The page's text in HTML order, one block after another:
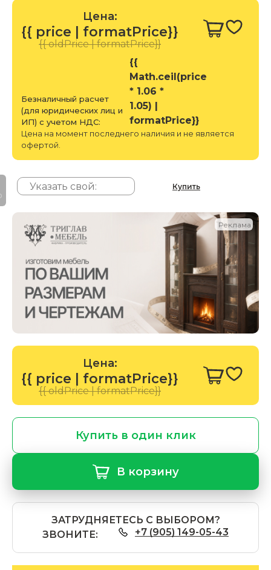
Цена:
{{ price | formatPrice}}
{{ oldPrice | formatPrice}}
Безналичный расчет
(для юридических лиц и
ИП) с учетом НДС:
{{
Math.ceil(price
* 1.06 *
1.05) |
formatPrice}}
Цена на момент последнего наличия и не является
офертой.
Купить
Реклама
Цена:
{{ price | formatPrice}}
{{ oldPrice | formatPrice}}
Купить в один клик
В корзину
ЗАТРУДНЯЕТЕСЬ С ВЫБОРОМ?
ЗВОНИТЕ:
+7 (905) 149-05-43